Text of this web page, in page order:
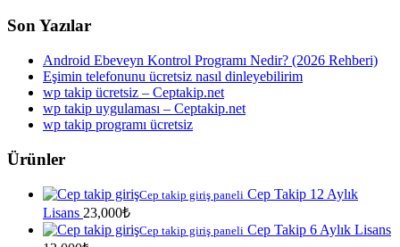
Son Yazılar
Android Ebeveyn Kontrol Programı Nedir? (2026 Rehberi)
Eşimin telefonunu ücretsiz nasıl dinleyebilirim
wp takip ücretsiz – Ceptakip.net
wp takip uygulaması – Ceptakip.net
wp takip programı ücretsiz
Ürünler
Cep takip giriş paneli Cep Takip 12 Aylık
Lisans 23,000₺
Cep takip giriş paneli Cep Takip 6 Aylık Lisans